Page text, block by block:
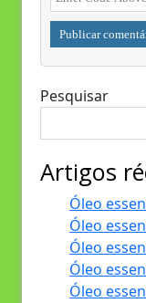
Pesquisar
Artigos
Óleo
Óleo
Óleo
Óleo
Óleo